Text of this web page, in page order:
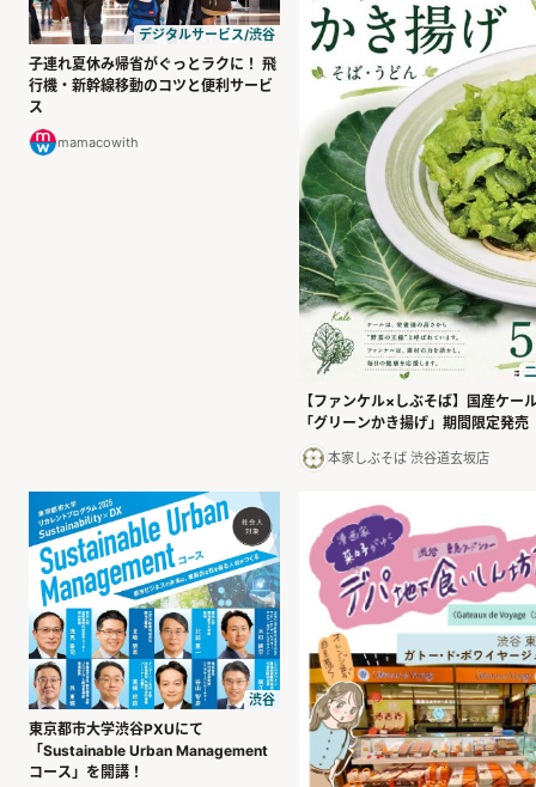
デジタルサービス/渋谷
子連れ夏休み帰省がぐっとラクに！ 飛
行機・新幹線移動のコツと便利サービ
ス
mamacowith
【ファンケル×しぶそば】国産ケー
「グリーンかき揚げ」期間限定発売
本家しぶそば 渋谷道玄坂店
渋谷
東京都市大学渋谷PXUにて
「Sustainable Urban Management
コース」を開講！